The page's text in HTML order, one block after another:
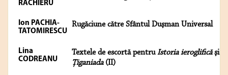
RACHIERU
Ion PACHIA-
TATOMIRESCU
Rugăciune către Sfântul Duşman Universal
Lina
CODREANU
Textele de escortă pentruIstoria ieroglificăşi
Ţiganiada(II)